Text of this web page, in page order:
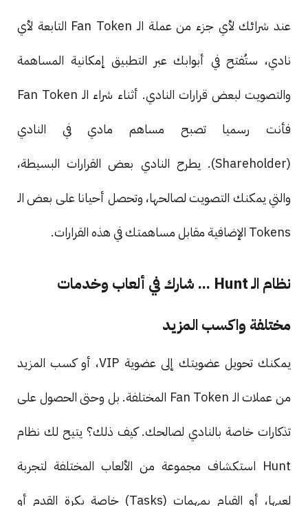
عند شرائك لأي جزء من عملة الـ Fan Token التابعة لأي
نادي، ستُفتح في أبوابك عبر التطبيق إمكانية المساهمة
والتصويت لبعض قرارات النادي. أثناء شراء الـ Fan Token
فأنت رسميا تصبح مساهم مادي في النادي
(Shareholder). يطرح النادي بعض القرارات البسيطة،
والتي يمكنك التصويت لصالحها، وتحصل أحيانا على بعض الـ
Tokens الإضافية مقابل مساهمتك في هذه القرارات.
نظام الـ Hunt ... شارك في ألعاب وخدمات
مختلفة واكسب المزيد
يمكنك تحويل عضويتك إلى عضوية VIP، أو كسب المزيد
من عملات الـ Fan Token المختلفة. بل وحتى الحصول على
تذكارات خاصة بالنادي لصالحك. كيف ذلك؟ يتيح لك نظام
Hunt استكشاف مجموعة من الألعاب المختلفة لتجربة
لعبها، أو القيام بمهمات (Tasks) خاصة بكرة القدم أو